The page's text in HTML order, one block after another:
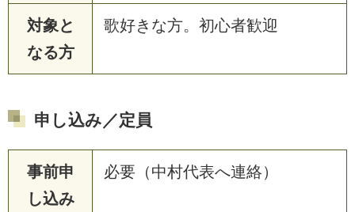
対象と
なる方
歌好きな方。初心者歓迎
申し込み／定員
事前申
し込み
必要（中村代表へ連絡）